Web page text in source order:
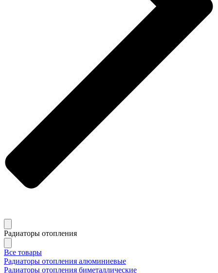
Радиаторы отопления
Все товары
Радиаторы отопления алюминиевые
Радиаторы отопления биметаллические